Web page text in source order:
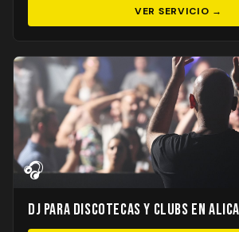
VER SERVICIO →
🎧
DJ para Discotecas y Clubs en